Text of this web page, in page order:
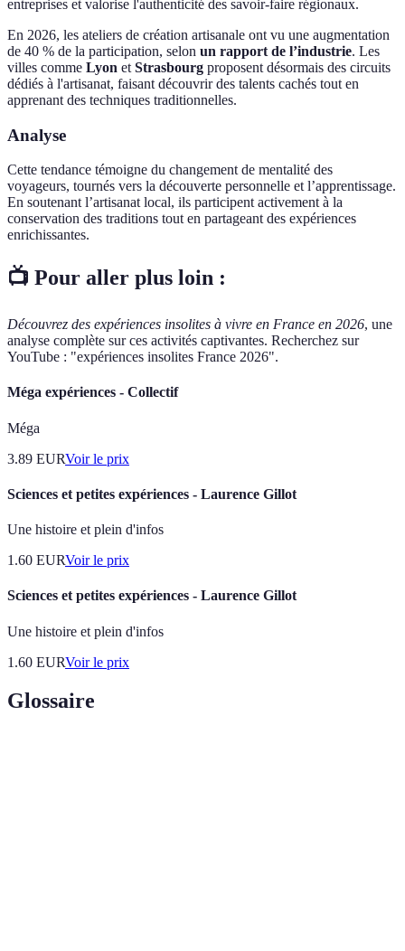
entreprises et valorise l'authenticité des savoir-faire régionaux.
En 2026, les ateliers de création artisanale ont vu une augmentation
de 40 % de la participation, selon un rapport de l’industrie. Les
villes comme Lyon et Strasbourg proposent désormais des circuits
dédiés à l'artisanat, faisant découvrir des talents cachés tout en
apprenant des techniques traditionnelles.
Analyse
Cette tendance témoigne du changement de mentalité des
voyageurs, tournés vers la découverte personnelle et l’apprentissage.
En soutenant l’artisanat local, ils participent activement à la
conservation des traditions tout en partageant des expériences
enrichissantes.
📺 Pour aller plus loin :
Découvrez des expériences insolites à vivre en France en 2026, une
analyse complète sur ces activités captivantes. Recherchez sur
YouTube : "expériences insolites France 2026".
Méga expériences - Collectif
Méga
3.89 EURVoir le prix
Sciences et petites expériences - Laurence Gillot
Une histoire et plein d'infos
1.60 EURVoir le prix
Sciences et petites expériences - Laurence Gillot
Une histoire et plein d'infos
1.60 EURVoir le prix
Glossaire